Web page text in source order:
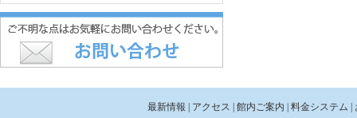
最新情報 | アクセス | 館内ご案内 | 料金システム